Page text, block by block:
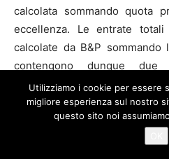
calcolata sommando quota
eccellenza. Le entrate totali
calcolate da B&P sommando le
contengono dunque due
finanziamenti per i
2) B&P hanno calcolato in
delle entrate delle università
Utilizziamo i cookie per essere
migliore esperienza sul nostro
questo sito noi